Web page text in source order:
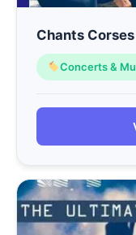
Chants
Concerts &